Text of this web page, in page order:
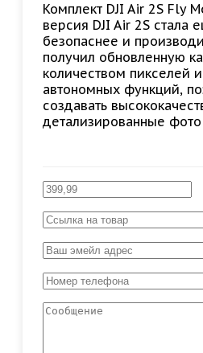
Комплект DJI Air 2S Fly
версия DJI Air 2S стала
безопаснее и
получил обновленную
количеством пикселей
автономных функций,
создавать
детализированные